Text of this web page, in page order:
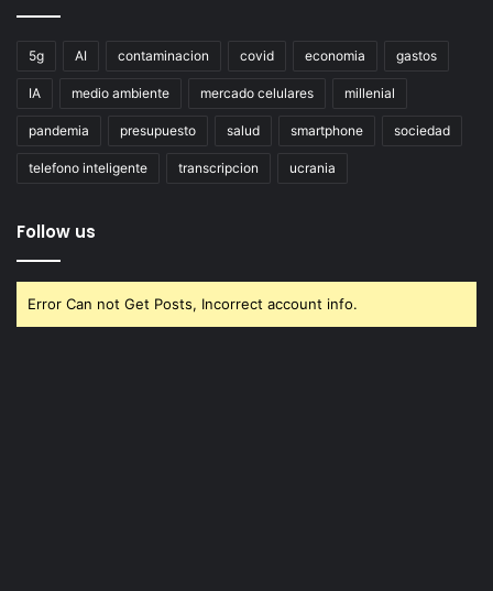
5g AI contaminacion covid economia gastos
IA medio ambiente mercado celulares millenial
pandemia presupuesto salud smartphone sociedad
telefono inteligente transcripcion ucrania
Follow us
Error Can not Get Posts, Incorrect account info.